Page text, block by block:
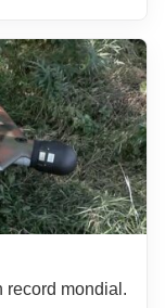
record mondial.